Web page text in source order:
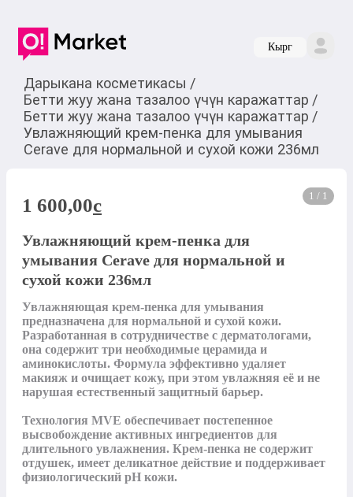
Кырг
Дарыкана косметикасы /
Бетти жуу жана тазалоо үчүн каражаттар /
Бетти жуу жана тазалоо үчүн каражаттар /
Увлажняющий крем-пенка для умывания
Cerave для нормальной и сухой кожи 236мл
1 / 1
1 600,00c
Увлажняющий крем-пенка для
умывания Cerave для нормальной и
сухой кожи 236мл
Увлажняющая крем-пенка для умывания
предназначена для нормальной и сухой кожи.
Разработанная в сотрудничестве с дерматологами,
она содержит три необходимые церамида и
аминокислоты. Формула эффективно удаляет
макияж и очищает кожу, при этом увлажняя её и не
нарушая естественный защитный барьер.
Технология MVE обеспечивает постепенное
высвобождение активных ингредиентов для
длительного увлажнения. Крем-пенка не содержит
отдушек, имеет деликатное действие и поддерживает
физиологический pH кожи.